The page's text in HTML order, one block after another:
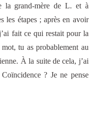
la grand-mère de L. et à
les étapes ; après en avoir
fait ce qui restait pour la
tu as probablement au
À la suite de cela, j’ai
? Je ne pense